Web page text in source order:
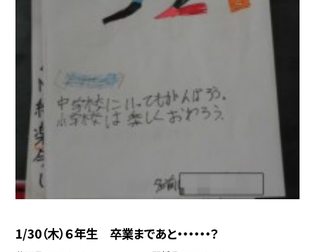
1/30（木）６年生 卒業まであと・・・・・・？